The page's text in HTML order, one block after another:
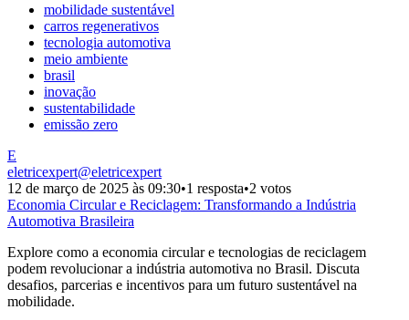
mobilidade sustentável
carros regenerativos
tecnologia automotiva
meio ambiente
brasil
inovação
sustentabilidade
emissão zero
E
eletricexpert@eletricexpert
12 de março de 2025 às 09:30•1 resposta•2 votos
Economia Circular e Reciclagem: Transformando a Indústria
Automotiva Brasileira
Explore como a economia circular e tecnologias de reciclagem
podem revolucionar a indústria automotiva no Brasil. Discuta
desafios, parcerias e incentivos para um futuro sustentável na
mobilidade.